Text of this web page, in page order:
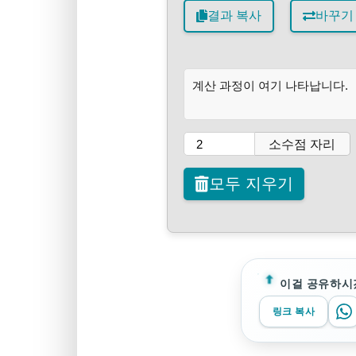
결과 복사 바꾸기
계산 과정이 여기 나타납니다.
소수점 자리
모두 지우기
이걸 공유하
링크 복사